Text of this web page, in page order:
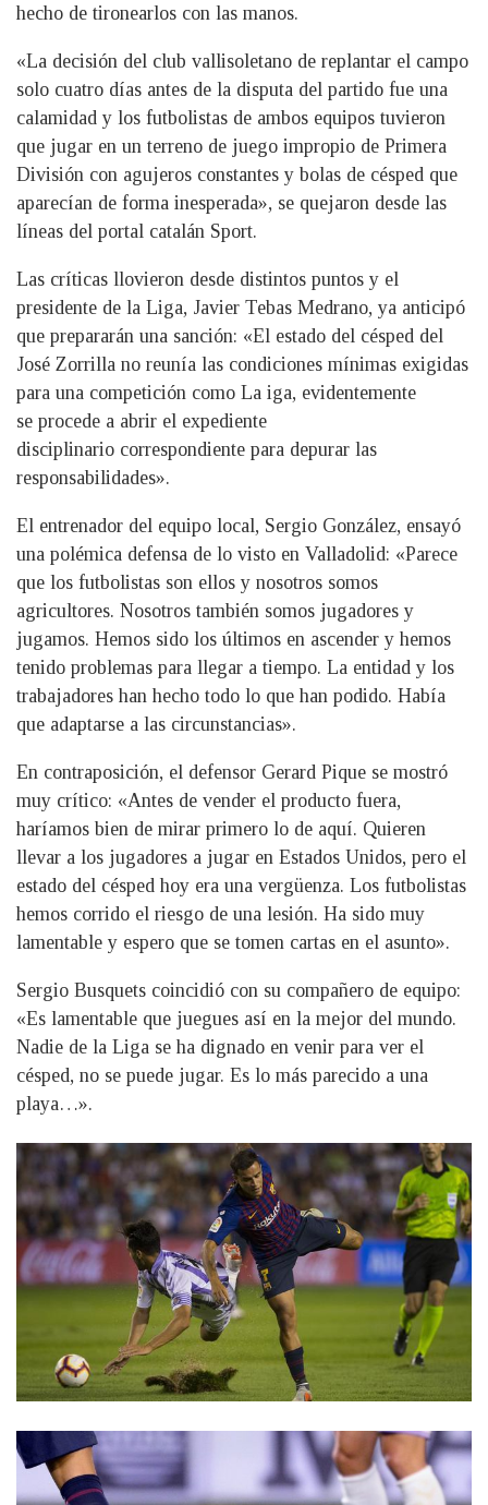
hecho de tironearlos con las manos.
«La decisión del club vallisoletano de replantar el campo
solo cuatro días antes de la disputa del partido fue una
calamidad y los futbolistas de ambos equipos tuvieron
que jugar en un terreno de juego impropio de Primera
División con agujeros constantes y bolas de césped que
aparecían de forma inesperada», se quejaron desde las
líneas del portal catalán Sport.
Las críticas llovieron desde distintos puntos y el
presidente de la Liga, Javier Tebas Medrano, ya anticipó
que prepararán una sanción: «El estado del césped del
José Zorrilla no reunía las condiciones mínimas exigidas
para una competición como La iga, evidentemente
se procede a abrir el expediente
disciplinario correspondiente para depurar las
responsabilidades».
El entrenador del equipo local, Sergio González, ensayó
una polémica defensa de lo visto en Valladolid: «Parece
que los futbolistas son ellos y nosotros somos
agricultores. Nosotros también somos jugadores y
jugamos. Hemos sido los últimos en ascender y hemos
tenido problemas para llegar a tiempo. La entidad y los
trabajadores han hecho todo lo que han podido. Había
que adaptarse a las circunstancias».
En contraposición, el defensor Gerard Pique se mostró
muy crítico: «Antes de vender el producto fuera,
haríamos bien de mirar primero lo de aquí. Quieren
llevar a los jugadores a jugar en Estados Unidos, pero el
estado del césped hoy era una vergüenza. Los futbolistas
hemos corrido el riesgo de una lesión. Ha sido muy
lamentable y espero que se tomen cartas en el asunto».
Sergio Busquets coincidió con su compañero de equipo:
«Es lamentable que juegues así en la mejor del mundo.
Nadie de la Liga se ha dignado en venir para ver el
césped, no se puede jugar. Es lo más parecido a una
playa…».